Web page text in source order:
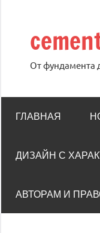
содержимому
От фундамента
ГЛАВНАЯ
ДИЗАЙН С
АВТОРАМ И